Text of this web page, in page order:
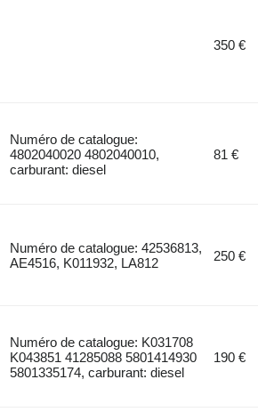
350 €
Numéro de catalogue:
4802040020 4802040010,
carburant: diesel
81 €
Numéro de catalogue: 42536813,
AE4516, K011932, LA812
250 €
Numéro de catalogue: K031708
K043851 41285088 5801414930
5801335174, carburant: diesel
190 €